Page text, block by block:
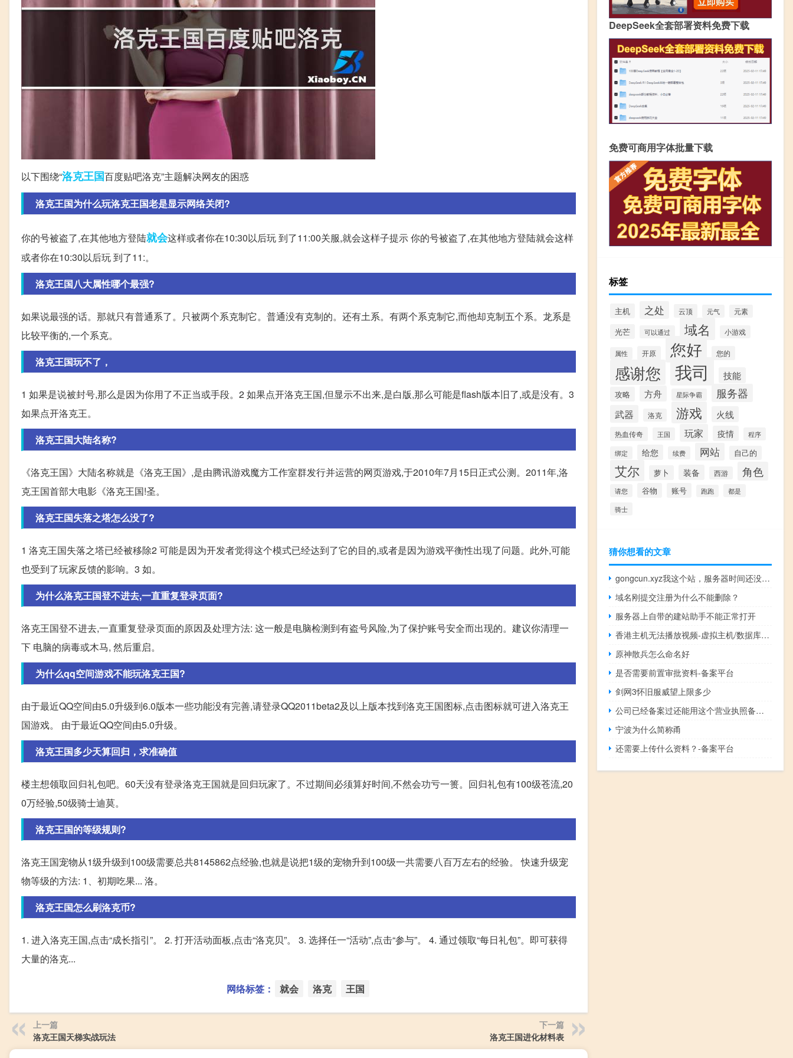
以下围绕“洛克王国百度贴吧洛克”主题解决网友的困惑
洛克王国为什么玩洛克王国老是显示网络关闭?
你的号被盗了,在其他地方登陆就会这样或者你在10:30以后玩 到了11:00关服,就会这样子提示 你的号被盗了,在其他地方登陆就会这样
或者你在10:30以后玩 到了11:。
洛克王国八大属性哪个最强?
如果说最强的话。那就只有普通系了。只被两个系克制它。普通没有克制的。还有土系。有两个系克制它,而他却克制五个系。龙系是
比较平衡的,一个系克。
洛克王国玩不了，
1 如果是说被封号,那么是因为你用了不正当或手段。2 如果点开洛克王国,但显示不出来,是白版,那么可能是flash版本旧了,或是没有。3
如果点开洛克王。
洛克王国大陆名称?
《洛克王国》大陆名称就是《洛克王国》,是由腾讯游戏魔方工作室群发行并运营的网页游戏,于2010年7月15日正式公测。2011年,洛
克王国首部大电影《洛克王国!圣。
洛克王国失落之塔怎么没了?
1 洛克王国失落之塔已经被移除2 可能是因为开发者觉得这个模式已经达到了它的目的,或者是因为游戏平衡性出现了问题。此外,可能
也受到了玩家反馈的影响。3 如。
为什么洛克王国登不进去,一直重复登录页面?
洛克王国登不进去,一直重复登录页面的原因及处理方法: 这一般是电脑检测到有盗号风险,为了保护账号安全而出现的。建议你清理一
下 电脑的病毒或木马, 然后重启。
为什么qq空间游戏不能玩洛克王国?
由于最近QQ空间由5.0升级到6.0版本一些功能没有完善,请登录QQ2011beta2及以上版本找到洛克王国图标,点击图标就可进入洛克王
国游戏。 由于最近QQ空间由5.0升级。
洛克王国多少天算回归，求准确值
楼主想领取回归礼包吧。60天没有登录洛克王国就是回归玩家了。不过期间必须算好时间,不然会功亏一篑。回归礼包有100级苍流,20
0万经验,50级骑士迪莫。
洛克王国的等级规则?
洛克王国宠物从1级升级到100级需要总共8145862点经验,也就是说把1级的宠物升到100级一共需要八百万左右的经验。 快速升级宠
物等级的方法: 1、初期吃果... 洛。
洛克王国怎么刷洛克币?
1. 进入洛克王国,点击“成长指引”。 2. 打开活动面板,点击“洛克贝”。 3. 选择任一“活动”,点击“参与”。 4. 通过领取“每日礼包”。即可获得
大量的洛克...
网络标签： 就会 洛克 王国
上一篇
洛克王国天梯实战玩法
下一篇
洛克王国进化材料表
DeepSeek全套部署资料免费下载
免费可商用字体批量下载
标签
主机 之处 云顶 元气 元素
光芒 可以通过 域名 小游戏
属性 开原 您好 您的
感谢您 我司 技能
攻略 方舟 星际争霸 服务器
武器 洛克 游戏 火线
热血传奇 王国 玩家 疫情
程序
绑定
给您 续费 网站 自己的
艾尔 萝卜 装备 西游 角色
请您 谷物 账号 跑跑
都是
骑士
猜你想看的文章
gongcun.xyz我这个站，服务器时间还没到啊，就关闭了
域名刚提交注册为什么不能删除？
服务器上自带的建站助手不能正常打开
香港主机无法播放视频-虚拟主机/数据库问题
原神散兵怎么命名好
是否需要前置审批资料-备案平台
剑网3怀旧服威望上限多少
公司已经备案过还能用这个营业执照备案吗？怎么弄？
宁波为什么简称甬
还需要上传什么资料？-备案平台